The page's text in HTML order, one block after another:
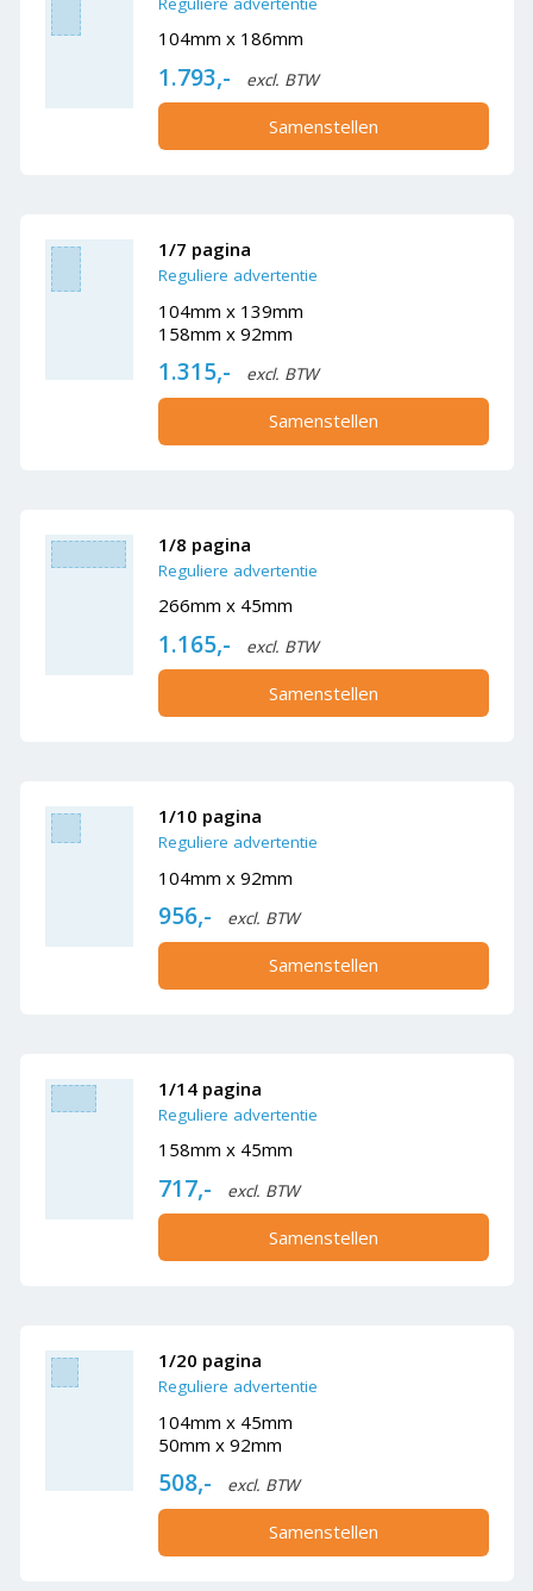
104mm x 186mm
1.793,- excl. BTW
Samenstellen
1/7 pagina
Reguliere advertentie
104mm x 139mm
158mm x 92mm
1.315,- excl. BTW
Samenstellen
1/8 pagina
Reguliere advertentie
266mm x 45mm
1.165,- excl. BTW
Samenstellen
1/10 pagina
Reguliere advertentie
104mm x 92mm
956,- excl. BTW
Samenstellen
1/14 pagina
Reguliere advertentie
158mm x 45mm
717,- excl. BTW
Samenstellen
1/20 pagina
Reguliere advertentie
104mm x 45mm
50mm x 92mm
508,- excl. BTW
Samenstellen